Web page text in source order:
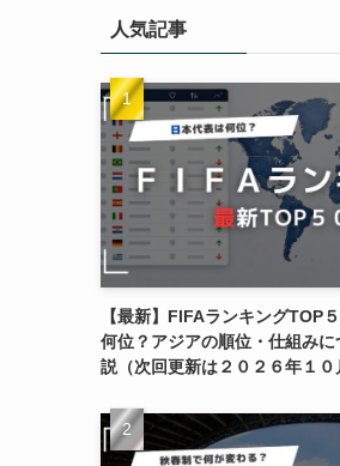
人気記事
【最新】FIFAランキングTOP
何位？アジアの順位・仕組み
説（次回更新は２０２６年１０